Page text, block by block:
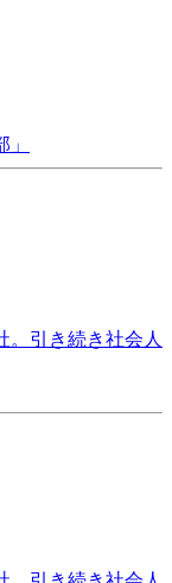
。引き続き社会人